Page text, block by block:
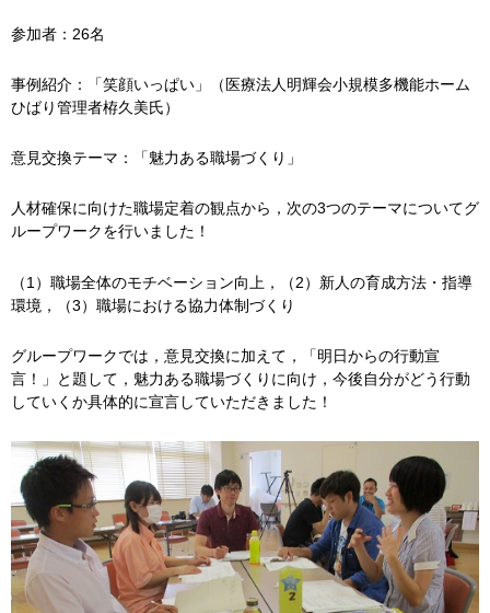
参加者：26名
事例紹介：「笑顔いっぱい」（医療法人明輝会小規模多機能ホーム
ひばり管理者栫久美氏）
意見交換テーマ：「魅力ある職場づくり」
人材確保に向けた職場定着の観点から，次の3つのテーマについてグ
ループワークを行いました！
（1）職場全体のモチベーション向上，（2）新人の育成方法・指導
環境，（3）職場における協力体制づくり
グループワークでは，意見交換に加えて，「明日からの行動宣
言！」と題して，魅力ある職場づくりに向け，今後自分がどう行動
していくか具体的に宣言していただきました！